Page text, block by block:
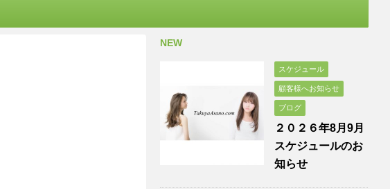
NEW
スケジュール
顧客様へお知らせ
ブログ
２０２６年8月9月
スケジュールのお
知らせ